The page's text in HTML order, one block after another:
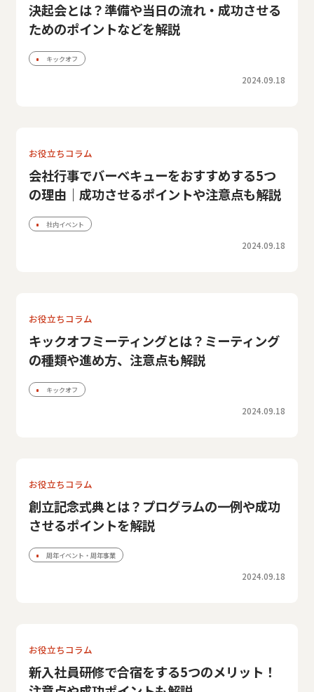
決起会とは？準備や当日の流れ・成功させる
ためのポイントなどを解説
キックオフ
2024.09.18
お役立ちコラム
会社行事でバーベキューをおすすめする5つ
の理由｜成功させるポイントや注意点も解説
社内イベント
2024.09.18
お役立ちコラム
キックオフミーティングとは？ミーティング
の種類や進め方、注意点も解説
キックオフ
2024.09.18
お役立ちコラム
創立記念式典とは？プログラムの一例や成功
させるポイントを解説
周年イベント・周年事業
2024.09.18
お役立ちコラム
新入社員研修で合宿をする5つのメリット！